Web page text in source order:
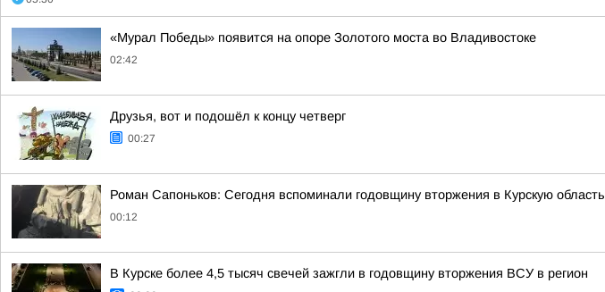
«Мурал Победы» появится на опоре Золотого моста во Владивостоке
02:42
Друзья, вот и подошёл к концу четверг
00:27
Роман Сапоньков: Сегодня вспоминали годовщину вторжения в Курскую область
00:12
В Курске более 4,5 тысяч свечей зажгли в годовщину вторжения ВСУ в регион